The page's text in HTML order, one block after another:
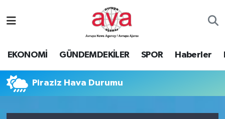
EKONOMİ GÜNDEMDEKİLER SPOR Haberler
Piraziz Hava Durumu
Nöbetçi Eczaneler
Namaz Vakitleri
Trafik Durumu